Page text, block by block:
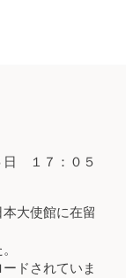
１７：０５
大使館に在留
ドされていま